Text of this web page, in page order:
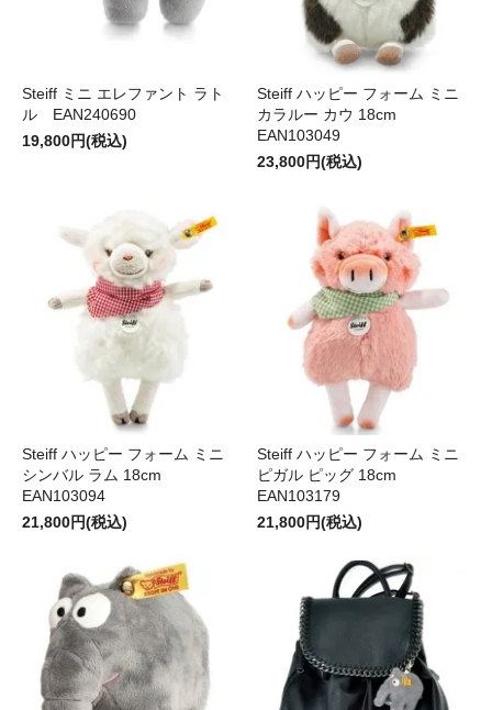
Steiff ミニ エレファント ラト
ル EAN240690
19,800円(税込)
Steiff ハッピー フォーム ミニ
カラルー カウ 18cm
EAN103049
23,800円(税込)
Steiff ハッピー フォーム ミニ
シンバル ラム 18cm
EAN103094
21,800円(税込)
Steiff ハッピー フォーム ミニ
ピガル ピッグ 18cm
EAN103179
21,800円(税込)